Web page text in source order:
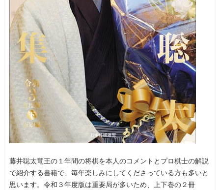
藤井聡太竜王の１年間の将棋を本人のコメントとプロ棋士の解説
で紹介する書籍で、毎年楽しみにしてくださっている方も多いと
思います。令和３年度版は重要局が多いため、上下巻の２冊